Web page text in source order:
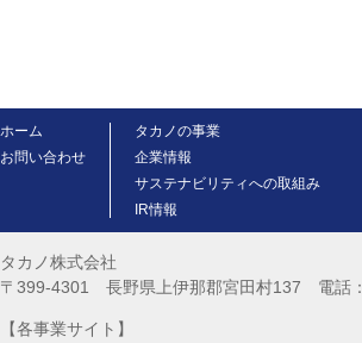
ホーム
お問い合わせ
タカノの事業
企業情報
サステナビリティへの取組み
IR情報
タカノ株式会社
〒399-4301 長野県上伊那郡宮田村137 電話
【各事業サイト】